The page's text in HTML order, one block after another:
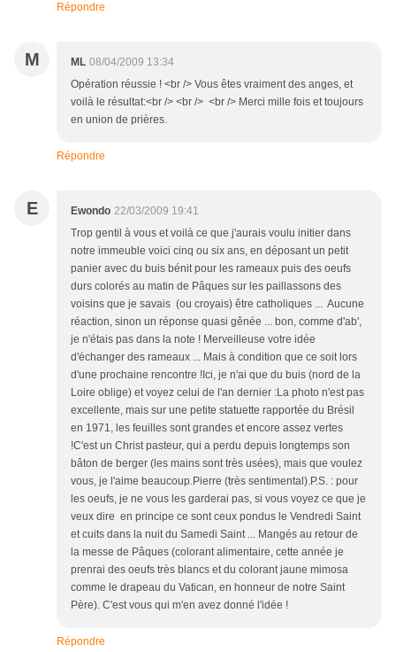
Répondre
M ML 08/04/2009 13:34
Opération réussie ! <br /> Vous êtes vraiment des anges, et
voilà le résultat:<br /> <br /> <br /> Merci mille fois et toujours
en union de prières.
Répondre
E Ewondo 22/03/2009 19:41
Trop gentil à vous et voilà ce que j'aurais voulu initier dans
notre immeuble voici cinq ou six ans, en déposant un petit
panier avec du buis bénit pour les rameaux puis des oeufs
durs colorés au matin de Pâques sur les paillassons des
voisins que je savais (ou croyais) être catholiques ... Aucune
réaction, sinon un réponse quasi gênée ... bon, comme d'ab',
je n'étais pas dans la note ! Merveilleuse votre idée
d'échanger des rameaux ... Mais à condition que ce soit lors
d'une prochaine rencontre !Ici, je n'ai que du buis (nord de la
Loire oblige) et voyez celui de l'an dernier :La photo n'est pas
excellente, mais sur une petite statuette rapportée du Brésil
en 1971, les feuilles sont grandes et encore assez vertes
!C'est un Christ pasteur, qui a perdu depuis longtemps son
bâton de berger (les mains sont très usées), mais que voulez
vous, je l'aime beaucoup.Pierre (très sentimental).P.S. : pour
les oeufs, je ne vous les garderai pas, si vous voyez ce que je
veux dire en principe ce sont ceux pondus le Vendredi Saint
et cuits dans la nuit du Samedi Saint ... Mangés au retour de
la messe de Pâques (colorant alimentaire, cette année je
prenrai des oeufs très blancs et du colorant jaune mimosa
comme le drapeau du Vatican, en honneur de notre Saint
Père). C'est vous qui m'en avez donné l'idée !
Répondre